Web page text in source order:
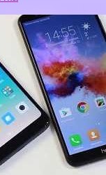
ПРОБЛЕМ!